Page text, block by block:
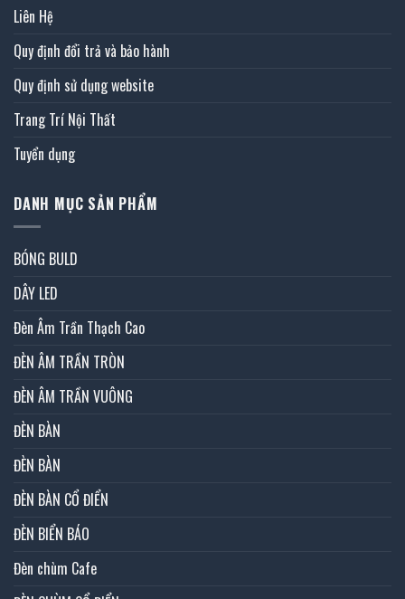
Liên Hệ
Quy định đổi trả và bảo hành
Quy định sử dụng website
Trang Trí Nội Thất
Tuyển dụng
DANH MỤC SẢN PHẨM
BÓNG BULD
DÂY LED
Đèn Âm Trần Thạch Cao
ĐÈN ÂM TRẦN TRÒN
ĐÈN ÂM TRẦN VUÔNG
ĐÈN BÀN
ĐÈN BÀN
ĐÈN BÀN CỔ ĐIỂN
ĐÈN BIỂN BÁO
Đèn chùm Cafe